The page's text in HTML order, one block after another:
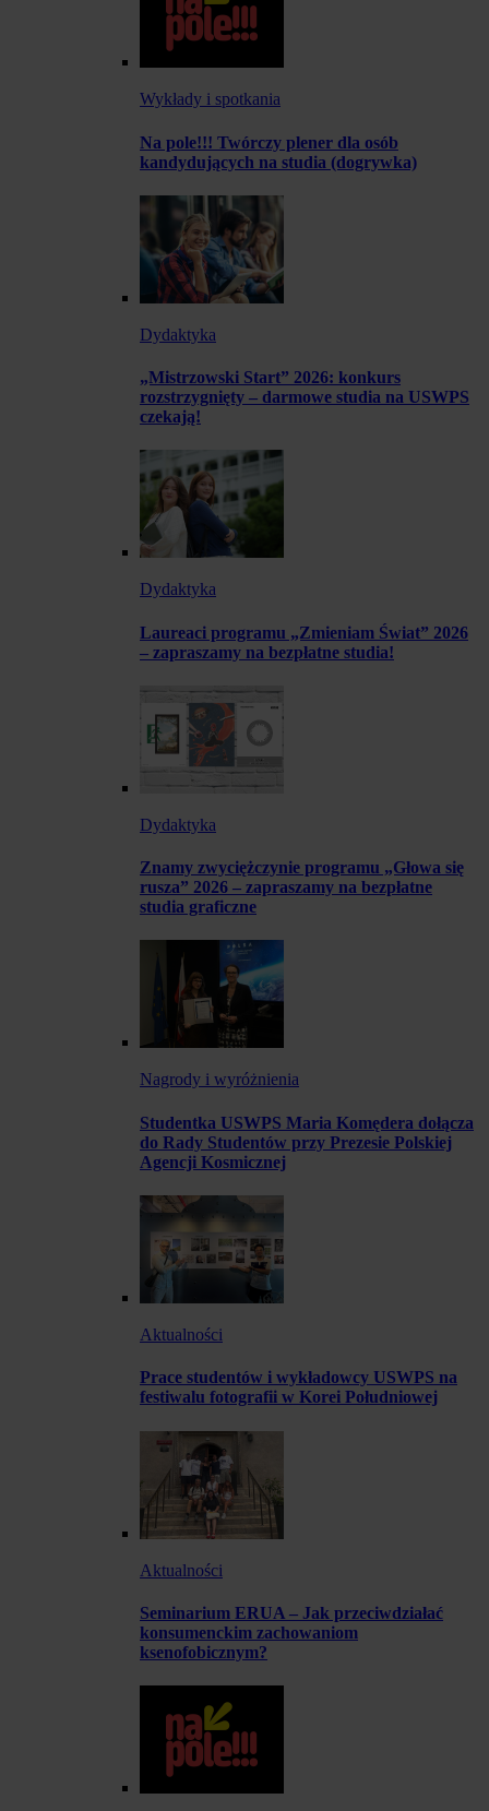
Wykłady i spotkania
Na pole!!! Twórczy plener dla osób
kandydujących na studia (dogrywka)
Dydaktyka
„Mistrzowski Start” 2026: konkurs
rozstrzygnięty – darmowe studia na USWPS
czekają!
Dydaktyka
Laureaci programu „Zmieniam Świat” 2026
– zapraszamy na bezpłatne studia!
Dydaktyka
Znamy zwyciężczynie programu „Głowa się
rusza” 2026 – zapraszamy na bezpłatne
studia graficzne
Nagrody i wyróżnienia
Studentka USWPS Maria Komędera dołącza
do Rady Studentów przy Prezesie Polskiej
Agencji Kosmicznej
Aktualności
Prace studentów i wykładowcy USWPS na
festiwalu fotografii w Korei Południowej
Aktualności
Seminarium ERUA – Jak przeciwdziałać
konsumenckim zachowaniom
ksenofobicznym?